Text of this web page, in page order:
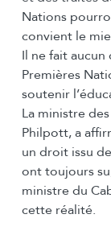
Nations
convient le
Il ne fait
Premières
soutenir
La ministre
Philpott, a
un droit issu
ont toujours
ministre du
cette réalité.